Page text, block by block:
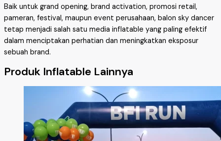
Baik untuk grand opening, brand activation, promosi retail,
pameran, festival, maupun event perusahaan, balon sky dancer
tetap menjadi salah satu media inflatable yang paling efektif
dalam menciptakan perhatian dan meningkatkan eksposur
sebuah brand.
Produk Inflatable Lainnya